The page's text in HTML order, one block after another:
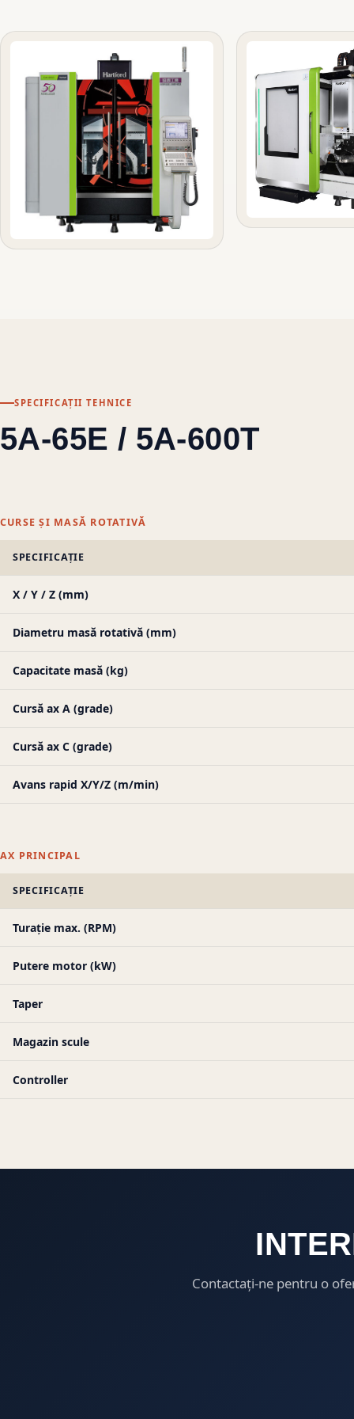
SPECIFICAȚII TEHNICE
5A-65E / 5A-600T
CURSE ȘI MASĂ ROTATIVĂ
SPECIFICAȚIE
X / Y / Z (mm)
Diametru masă rotativă (mm)
Capacitate masă (kg)
Cursă ax A (grade)
Cursă ax C (grade)
Avans rapid X/Y/Z (m/min)
AX PRINCIPAL
SPECIFICAȚIE
Turație max. (RPM)
Putere motor (kW)
Taper
Magazin scule
Controller
Contactați-ne pentru o